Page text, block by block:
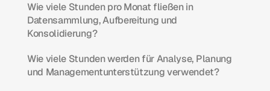
Wie viele Stunden pro Monat fließen in
Datensammlung, Aufbereitung und
Konsolidierung?
Wie viele Stunden werden für Analyse, Planung
und Managementunterstützung verwendet?